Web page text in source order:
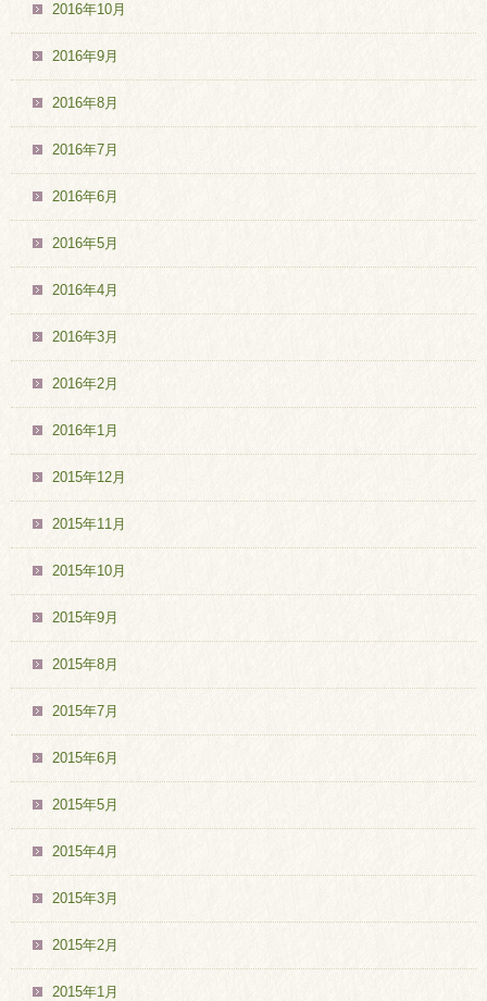
2016年10月
2016年9月
2016年8月
2016年7月
2016年6月
2016年5月
2016年4月
2016年3月
2016年2月
2016年1月
2015年12月
2015年11月
2015年10月
2015年9月
2015年8月
2015年7月
2015年6月
2015年5月
2015年4月
2015年3月
2015年2月
2015年1月